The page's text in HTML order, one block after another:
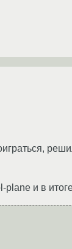
plane и в